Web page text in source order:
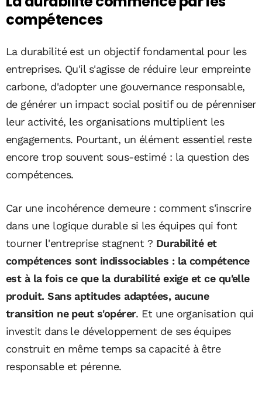
compétences
La durabilité est un objectif fondamental pour les
entreprises. Qu'il s'agisse de réduire leur empreinte
carbone, d'adopter une gouvernance responsable,
de générer un impact social positif ou de pérenniser
leur activité, les organisations multiplient les
engagements. Pourtant, un élément essentiel reste
encore trop souvent sous-estimé : la question des
compétences.
Car une incohérence demeure : comment s'inscrire
dans une logique durable si les équipes qui font
tourner l'entreprise stagnent ? Durabilité et
compétences sont indissociables : la compétence
est à la fois ce que la durabilité exige et ce qu'elle
produit. Sans aptitudes adaptées, aucune
transition ne peut s'opérer. Et une organisation qui
investit dans le développement de ses équipes
construit en même temps sa capacité à être
responsable et pérenne.